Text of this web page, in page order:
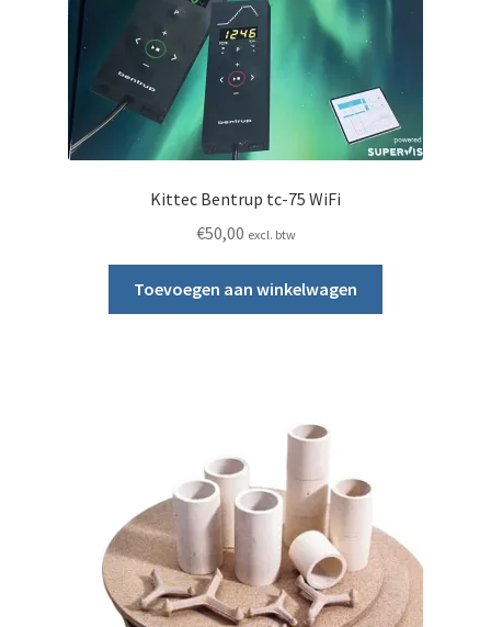
Kittec Bentrup tc-75 WiFi
€50,00 excl. btw
Toevoegen aan winkelwagen